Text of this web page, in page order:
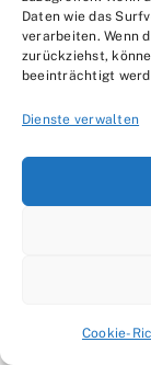
Daten wie das
verarbeiten. Wenn
zurückziehst,
beeinträchtigt
Dienste verwalten
Cookie-
erfahrener
des
Tipps und
und